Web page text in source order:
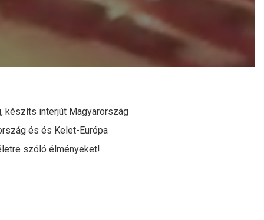
készíts interjút Magyarország
és és Kelet-Európa
szóló élményeket!